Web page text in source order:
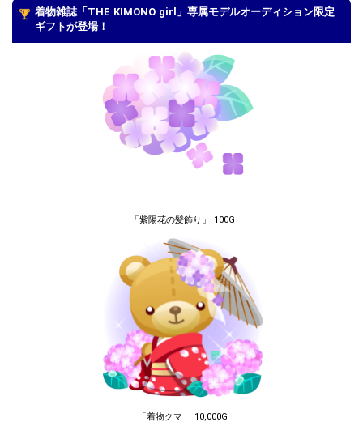
着物雑誌「THE KIMONO girl」専属モデルオーディション限定
ギフトが登場！
「紫陽花の髪飾り」 100G
「着物クマ」 10,000G